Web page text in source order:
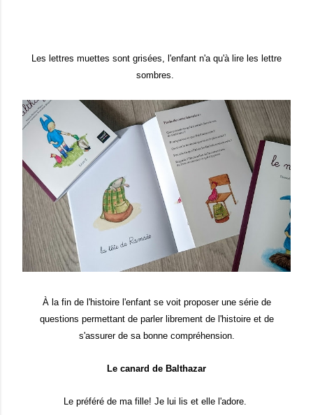
Les lettres muettes sont grisées, l'enfant n'a qu'à lire les lettre
sombres.
À la fin de l'histoire l'enfant se voit proposer une série de
questions permettant de parler librement de l'histoire et de
s'assurer de sa bonne compréhension.
Le canard de Balthazar
Le préféré de ma fille! Je lui lis et elle l'adore.